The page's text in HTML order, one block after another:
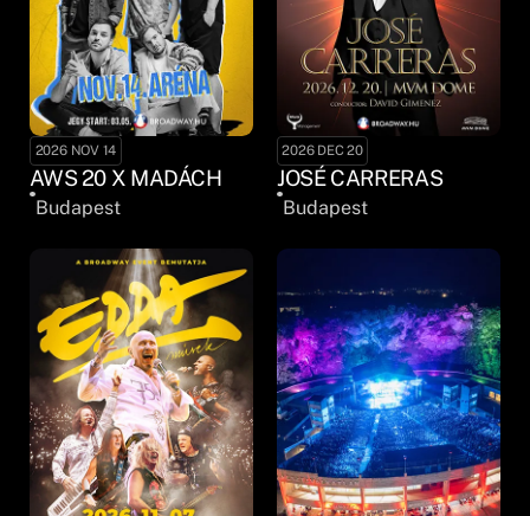
2026 NOV 14
AWS 20 X MADÁCH
Budapest
2026 DEC 20
JOSÉ CARRERAS
Budapest